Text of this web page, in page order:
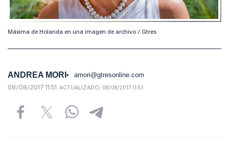
Máxima de Holanda en una imagen de archivo / Gtres
ANDREA MORI amori@gtresonline.com
08/08/2017 11:51 ACTUALIZADO: 08/08/2017 11:51